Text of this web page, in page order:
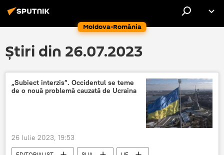
Moldova-România
Știri din 26.07.2023
„Subiect interzis”. Occidentul se teme
de o nouă problemă cauzată de Ucraina
26 Iulie 2023, 19:53